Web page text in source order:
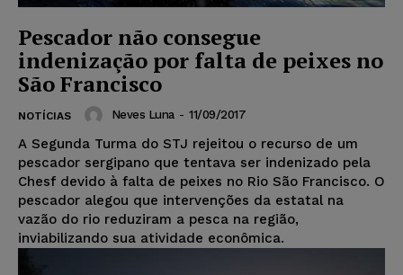
Pescador não consegue
indenização por falta de peixes no
São Francisco
NOTÍCIAS Neves Luna - 11/09/2017
A Segunda Turma do STJ rejeitou o recurso de um
pescador sergipano que tentava ser indenizado pela
Chesf devido à falta de peixes no Rio São Francisco. O
pescador alegou que intervenções da estatal na
vazão do rio reduziram a pesca na região,
inviabilizando sua atividade econômica.